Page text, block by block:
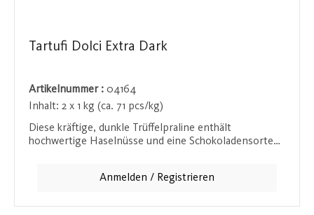
Tartufi Dolci Extra Dark
Artikelnummer : 04164
Inhalt: 2 x 1 kg (ca. 71 pcs/kg)
Diese kräftige, dunkle Trüffelpraline enthält
hochwertige Haselnüsse und eine Schokoladensorte
gerösteten Nüssen sorgt für ein harmonisches
nachklingt.
Anmelden / Registrieren